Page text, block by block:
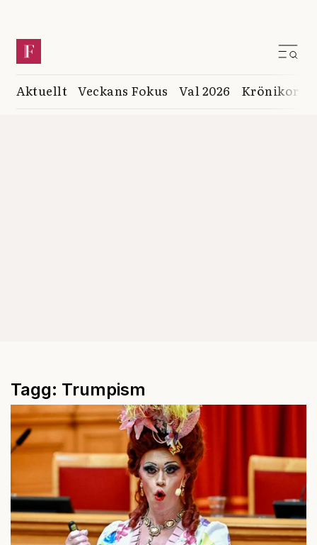
Aktuellt Veckans Fokus Val 2026 Krönikor
Tagg: Trumpism